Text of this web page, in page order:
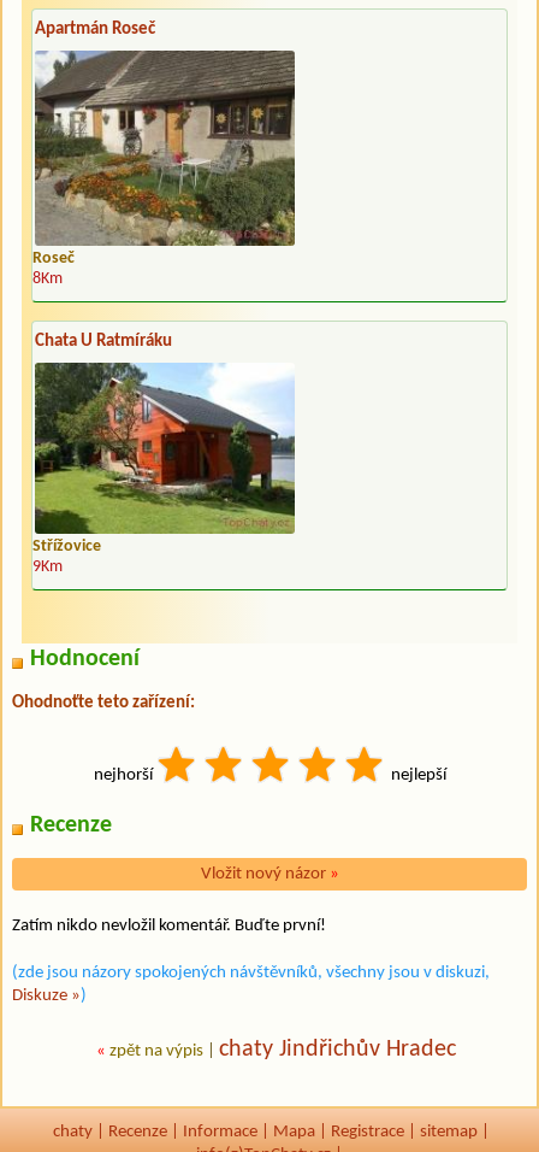
Apartmán Roseč
Roseč
8Km
Chata U Ratmíráku
Střížovice
9Km
Hodnocení
Ohodnoťte teto zařízení:
nejhorší nejlepší
Recenze
Vložit nový názor »
Zatím nikdo nevložil komentář. Buďte první!
(zde jsou názory spokojených návštěvníků, všechny jsou v diskuzi,
Diskuze »)
« zpět na výpis chaty Jindřichův Hradec
chaty Recenze Informace Mapa Registrace sitemap